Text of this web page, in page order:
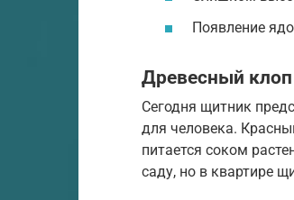
Появление
Древесный
Сегодня щитник
для человека.
питается соком
саду, но в квартире